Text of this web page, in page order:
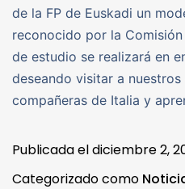
de la FP de Euskadi un
reconocido por la
de estudio se realizará en
deseando visitar a
compañeras de Italia y
Publicada eldiciembre 2,
Categorizado como